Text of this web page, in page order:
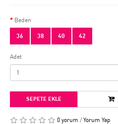
Beden
36 38 40 42
Adet
SEPETE EKLE
0 yorum / Yorum Yap